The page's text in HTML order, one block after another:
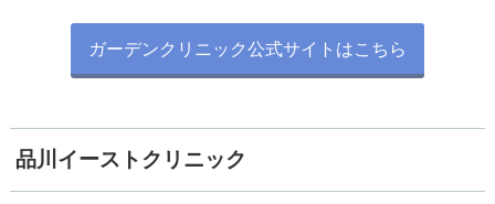
ガーデンクリニック公式サイトはこちら
品川イーストクリニック